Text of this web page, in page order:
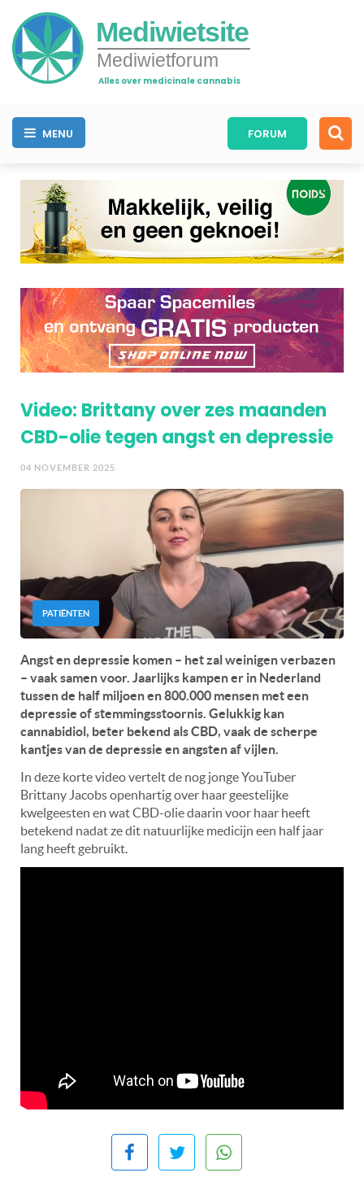
Mediwietsite
Mediwietforum
Alles over medicinale cannabis
MENU FORUM
Video: Brittany over zes maanden
CBD-olie tegen angst en depressie
04 NOVEMBER 2025
PATIËNTEN
Angst en depressie komen – het zal weinigen verbazen
– vaak samen voor. Jaarlijks kampen er in Nederland
tussen de half miljoen en 800.000 mensen met een
depressie of stemmingsstoornis. Gelukkig kan
cannabidiol, beter bekend als CBD, vaak de scherpe
kantjes van de depressie en angsten af vijlen.
In deze korte video vertelt de nog jonge YouTuber
Brittany Jacobs openhartig over haar geestelijke
kwelgeesten en wat CBD-olie daarin voor haar heeft
betekend nadat ze dit natuurlijke medicijn een half jaar
lang heeft gebruikt.